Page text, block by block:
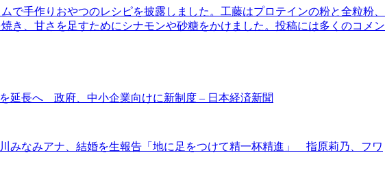
で手作りおやつのレシピを披露しました。工藤はプロテインの粉と全粒粉、
き、甘さを足すためにシナモンや砂糖をかけました。投稿には多くのコメン
延長へ 政府、中小企業向けに新制度 – 日本経済新聞
みなみアナ、結婚を生報告「地に足をつけて精一杯精進」 指原莉乃、フワ